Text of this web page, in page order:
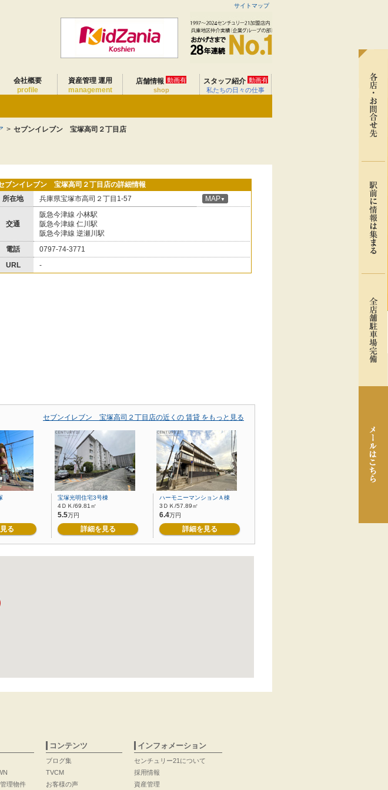
サイトマップ
会社概要
profile
資産管理 運用
management
店舗情報 動画有
shop
スタッフ紹介 動画有
私たちの日々の仕事
> セブンイレブン 宝塚高司２丁目店
ブンイレブン 宝塚高司２丁目店の詳細情報
所在地
兵庫県宝塚市高司２丁目1-57 MAP ▼
交通
阪急今津線 小林駅
阪急今津線 仁川駅
阪急今津線 逆瀬川駅
電話
0797-74-3771
URL
-
セブンイレブン 宝塚高司２丁目店の近くの 賃貸 をもっと見る
る
宝塚光明住宅3号棟
4ＤＫ/69.81㎡
5.5万円
詳細を見る
ハーモニーマンションＡ棟
3ＤＫ/57.89㎡
6.4万円
詳細を見る
理物件
コンテンツ
ブログ集
TVCM
お客様の声
インフォメーション
センチュリー21について
採用情報
資産管理